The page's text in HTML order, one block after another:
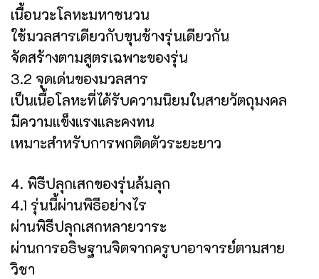
เนื้อนวะโลหะมหาชนวน
ใช้มวลสารเดียวกับขุนช้างรุ่นเดียวกัน
จัดสร้างตามสูตรเฉพาะของรุ่น
3.2 จุดเด่นของมวลสาร
เป็นเนื้อโลหะที่ได้รับความนิยมในสายวัตถุมงคล
มีความแข็งแรงและคงทน
เหมาะสำหรับการพกติดตัวระยะยาว
4. พิธีปลุกเสกของรุ่นล้มลุก
4.1 รุ่นนี้ผ่านพิธีอย่างไร
ผ่านพิธีปลุกเสกหลายวาระ
ผ่านการอธิษฐานจิตจากครูบาอาจารย์ตามสาย
วิชา